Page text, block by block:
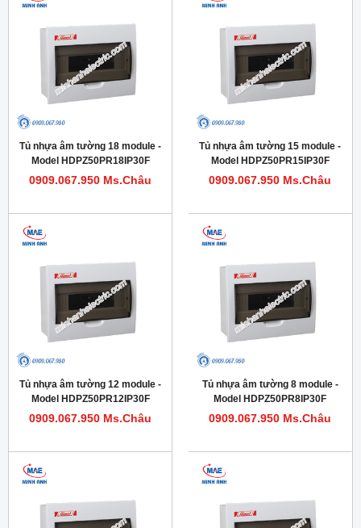
Tủ nhựa âm tường 18 module -
Model HDPZ50PR18IP30F
0909.067.950 Ms.Châu
Tủ nhựa âm tường 15 module -
Model HDPZ50PR15IP30F
0909.067.950 Ms.Châu
Tủ nhựa âm tường 12 module -
Model HDPZ50PR12IP30F
0909.067.950 Ms.Châu
Tủ nhựa âm tường 8 module -
Model HDPZ50PR8IP30F
0909.067.950 Ms.Châu